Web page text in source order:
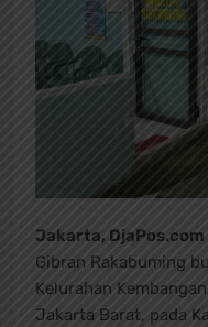
Jakarta, DjaPos.com
Gibran Rakabuming
Kelurahan
Jakarta Barat, pada